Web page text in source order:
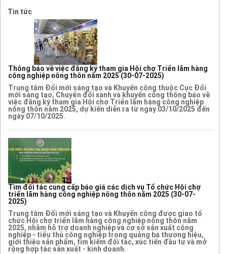
Tin tức
Thông báo về việc đăng ký tham gia Hội chợ Triển lãm hàng
công nghiệp nông thôn năm 2025(30-07-2025)
Trung tâm Đổi mới sáng tạo và Khuyến công thuộc Cục Đổi
mới sáng tạo, Chuyển đổi xanh và khuyến công thông báo về
việc đăng ký tham gia Hội chợ Triển lãm hàng công nghiệp
nông thôn năm 2025, dự kiến diễn ra từ ngày 03/10/2025 đến
ngày 07/10/2025.
Tìm đối tác cung cấp báo giá các dịch vụ Tổ chức Hội chợ
triển lãm hàng công nghiệp nông thôn năm 2025 (30-07-
2025)
Trung tâm Đổi mới sáng tạo và Khuyến công được giao tổ
chức Hội chợ triển lãm hàng công nghiệp nông thôn năm
2025, nhằm hỗ trợ doanh nghiệp và cơ sở sản xuất công
nghiệp - tiểu thủ công nghiệp trong quảng bá thương hiệu,
giới thiệu sản phẩm, tìm kiếm đối tác, xúc tiến đầu tư và mở
rộng hợp tác sản xuất - kinh doanh.